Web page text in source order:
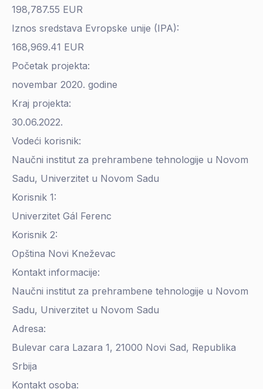
198,787.55 EUR
Iznos sredstava Evropske unije (IPA):
168,969.41 EUR
Početak projekta:
novembar 2020. godine
Kraj projekta:
30.06.2022.
Vodeći korisnik:
Naučni institut za prehrambene tehnologije u Novom
Sadu, Univerzitet u Novom Sadu
Korisnik 1:
Univerzitet Gál Ferenc
Korisnik 2:
Opština Novi Kneževac
Kontakt informacije:
Naučni institut za prehrambene tehnologije u Novom
Sadu, Univerzitet u Novom Sadu
Adresa:
Bulevar cara Lazara 1, 21000 Novi Sad, Republika
Srbija
Kontakt osoba: